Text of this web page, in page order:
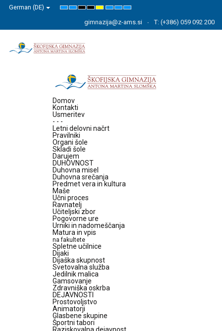
German (DE)
Default
NightHigh
Black
White
High
Black
Yellow
High
Yellow
Black
Set
Font
Set
Font
Set
Font
gimnazija@z-ams.si T: (+386) 059 092 200
Domov
Kontakti
Usmeritev
- - -
Letni delovni načrt
Pravilniki
Organi šole
Skladi šole
Darujem
DUHOVNOST
Duhovna misel
Duhovna srečanja
Predmet vera in kultura
Maše
Učni proces
Ravnatelj
Učiteljski zbor
Pogovorne ure
Urniki in nadomeščanja
Matura in vpis
na fakultete
Spletne učilnice
Dijaki
Dijaška skupnost
Svetovalna služba
Jedilnik malica
Gamsovanje
Zdravniška oskrba
DEJAVNOSTI
Prostovoljstvo
Animatorji
Glasbene skupine
Športni tabori